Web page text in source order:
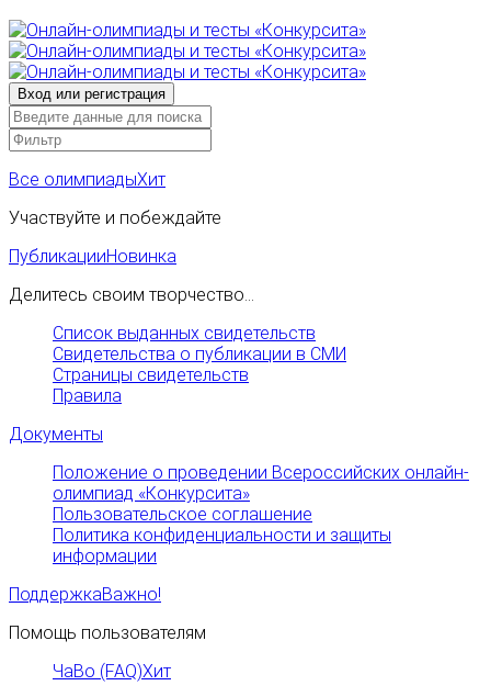
Все олимпиадыХит
Участвуйте и побеждайте
ПубликацииНовинка
Делитесь своим творчество...
Список выданных свидетельств
Свидетельства о публикации в СМИ
Страницы свидетельств
Правила
Документы
Положение о проведении Всероссийских онлайн-
олимпиад «Конкурсита»
Пользовательское соглашение
Политика конфиденциальности и защиты
информации
ПоддержкаВажно!
Помощь пользователям
ЧаВо (FAQ)Хит